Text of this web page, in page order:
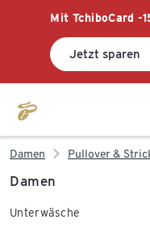
Mit TchiboCard -
Jetzt sparen
Damen Pullover &
Damen
Unterwäsche